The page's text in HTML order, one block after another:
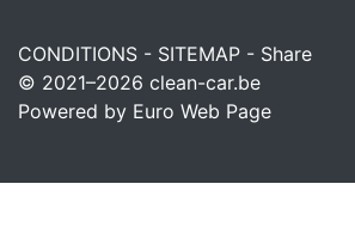
CONDITIONS - SITEMAP - Share
© 2021–2026 clean-car.be
Powered by Euro Web Page